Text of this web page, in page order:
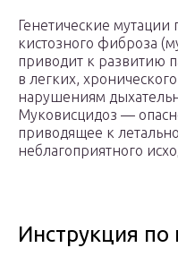
Генетические
кистозного фиброза
приводит к развитию
в легких,
нарушениям
Муковисцидоз —
приводящее к
неблагоприятного
Инструкция